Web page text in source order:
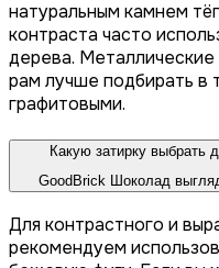
натуральным камнем
контраста часто
дерева.
рам лучше подбирать в
графитовыми.
Какую затирку выбрать
GoodBrick Шоколад
Для контрастного и
рекомендуем